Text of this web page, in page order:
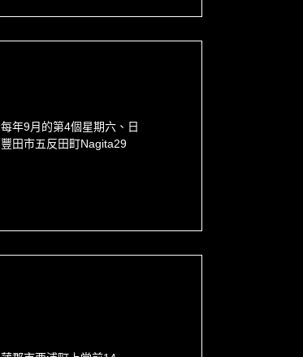
每年9月的第4個星期六、日
豐田市五反田町Nagita29